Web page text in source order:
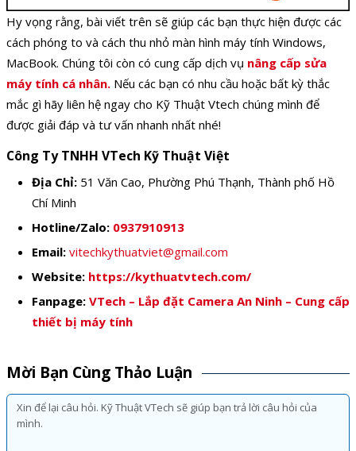
Hy vọng rằng, bài viết trên sẽ giúp các bạn thực hiện được các
cách phóng to và cách thu nhỏ màn hình máy tính Windows,
MacBook. Chúng tôi còn có cung cấp dịch vụ nâng cấp sửa
máy tính cá nhân. Nếu các bạn có nhu cầu hoặc bất kỳ thắc
mắc gì hãy liên hệ ngay cho Kỹ Thuật Vtech chúng mình để
được giải đáp và tư vấn nhanh nhất nhé!
Công Ty TNHH VTech Kỹ Thuật Việt
Địa Chỉ: 51 Văn Cao, Phường Phú Thạnh, Thành phố Hồ
Chí Minh
Hotline/Zalo: 0937910913
Email: vitechkythuatviet@gmail.com
Website: https://kythuatvtech.com/
Fanpage: VTech – Lắp đặt Camera An Ninh – Cung cấp
thiết bị máy tính
Mời Bạn Cùng Thảo Luận